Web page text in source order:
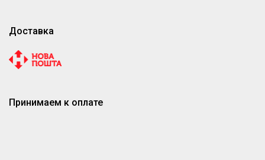
Доставка
Принимаем к оплате